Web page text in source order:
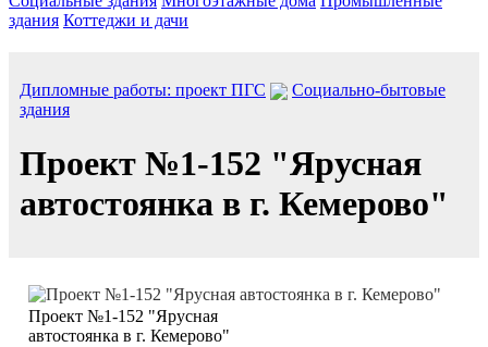
здания Коттеджи и дачи
Дипломные работы: проект ПГС
Социально-бытовые
здания
Проект №1-152 "Ярусная
автостоянка в г. Кемерово"
Проект №1-152 "Ярусная
автостоянка в г. Кемерово"